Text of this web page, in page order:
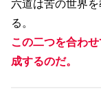
六道は苦の世界
る。
この二つを合わ
成するのだ。